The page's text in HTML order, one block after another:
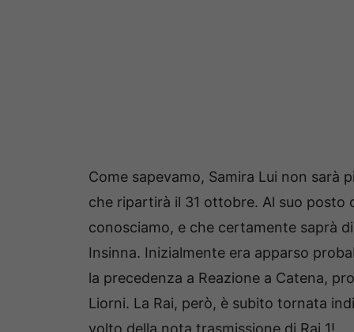
Come sapevamo, Samira Lui non sarà
che ripartirà il 31 ottobre. Al suo posto
conosciamo, e che certamente saprà
Insinna. Inizialmente era apparso
la precedenza a Reazione a Catena,
Liorni. La Rai, però, è subito tornata
volto della nota trasmissione di Rai 1!